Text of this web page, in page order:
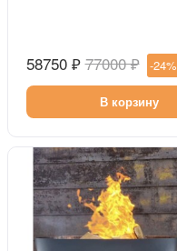
58750 ₽ 77000 ₽ -24%
В корзину